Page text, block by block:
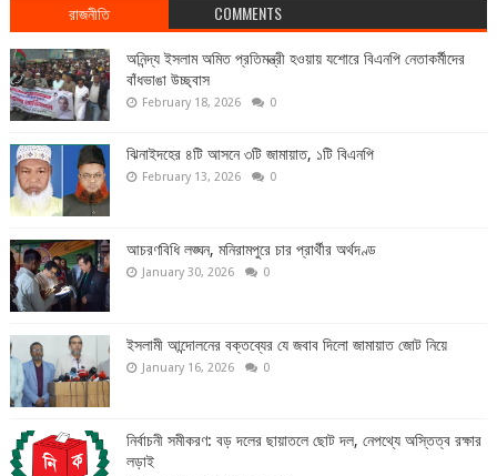
রাজনীতি COMMENTS
অনিন্দ্য ইসলাম অমিত প্রতিমন্ত্রী হওয়ায় যশোরে বিএনপি নেতাকর্মীদের
বাঁধভাঙা উচ্ছ্বাস
February 18, 2026 0
ঝিনাইদহের ৪টি আসনে ৩টি জামায়াত, ১টি বিএনপি
February 13, 2026 0
আচরণবিধি লঙ্ঘন, মনিরামপুরে চার প্রার্থীর অর্থদণ্ড
January 30, 2026 0
ইসলামী আন্দোলনের বক্তব্যের যে জবাব দিলো জামায়াত জোট নিয়ে
January 16, 2026 0
নির্বাচনী সমীকরণ: বড় দলের ছায়াতলে ছোট দল, নেপথ্যে অস্তিত্ব রক্ষার
লড়াই